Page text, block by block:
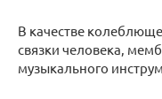
В качестве
связки человека,
музыкального